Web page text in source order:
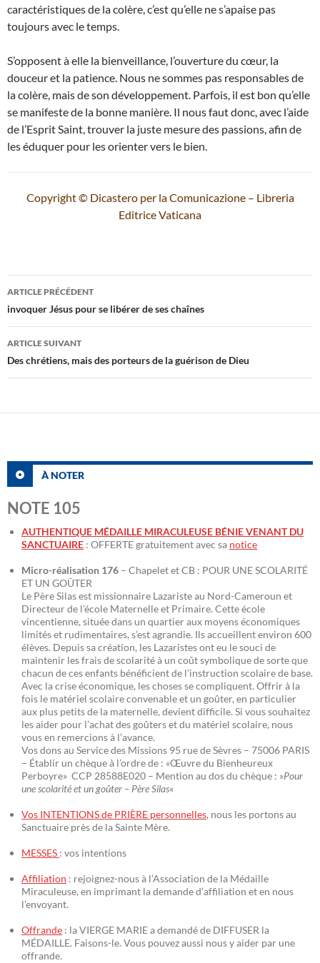
caractéristiques de la colère, c’est qu’elle ne s’apaise pas
toujours avec le temps.
S’opposent à elle la bienveillance, l’ouverture du cœur, la
douceur et la patience. Nous ne sommes pas responsables de
la colère, mais de son développement. Parfois, il est bon qu’elle
se manifeste de la bonne manière. Il nous faut donc, avec l’aide
de l’Esprit Saint, trouver la juste mesure des passions, afin de
les éduquer pour les orienter vers le bien.
Copyright © Dicastero per la Comunicazione – Libreria
Editrice Vaticana
Navigation
des
articles
ARTICLE PRÉCÉDENT
invoquer Jésus pour se libérer de ses chaînes
ARTICLE SUIVANT
Des chrétiens, mais des porteurs de la guérison de Dieu
À NOTER
NOTE 105
AUTHENTIQUE MÉDAILLE MIRACULEUSE BÉNIE VENANT DU
SANCTUAIRE : OFFERTE gratuitement avec sa notice
Micro-réalisation 176 – Chapelet et CB : POUR UNE SCOLARITÉ
ET UN GOÛTER
Le Père Silas est missionnaire Lazariste au Nord-Cameroun et
Directeur de l’école Maternelle et Primaire. Cette école
vincentienne, située dans un quartier aux moyens économiques
limités et rudimentaires, s’est agrandie. Ils accueillent environ 600
élèves. Depuis sa création, les Lazaristes ont eu le souci de
maintenir les frais de scolarité à un coût symbolique de sorte que
chacun de ces enfants bénéficient de l’instruction scolaire de base.
Avec la crise économique, les choses se compliquent. Offrir à la
fois le matériel scolaire convenable et un goûter, en particulier
aux plus petits de la maternelle, devient difficile. Si vous souhaitez
les aider pour l’achat des goûters et du matériel scolaire, nous
vous en remercions à l’avance.
Vos dons au Service des Missions 95 rue de Sèvres – 75006 PARIS
– Établir un chèque à l’ordre de : «Œuvre du Bienheureux
Perboyre» CCP 28588E020 – Mention au dos du chèque : »Pour
une scolarité et un goûter – Père Silas«
Vos INTENTIONS de PRIÈRE personnelles, nous les portons au
Sanctuaire près de la Sainte Mère.
MESSES : vos intentions
Affiliation : rejoignez-nous à l’Association de la Médaille
Miraculeuse, en imprimant la demande d’affiliation et en nous
l’envoyant.
Offrande : la VIERGE MARIE a demandé de DIFFUSER la
MÉDAILLE. Faisons-le. Vous pouvez aussi nous y aider par une
offrande.